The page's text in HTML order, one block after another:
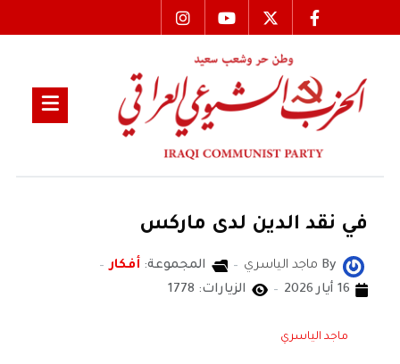
في نقد الدين لدى ماركس
By ماجد الياسري المجموعة: أفكار
16 أيار 2026
الزيارات: 1778
ماجد الياسري